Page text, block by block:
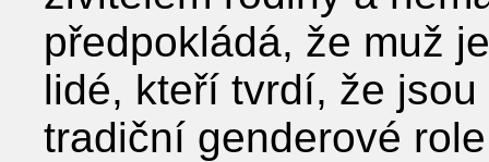
předpokládá, že muž
lidé, kteří tvrdí, že
tradiční genderové